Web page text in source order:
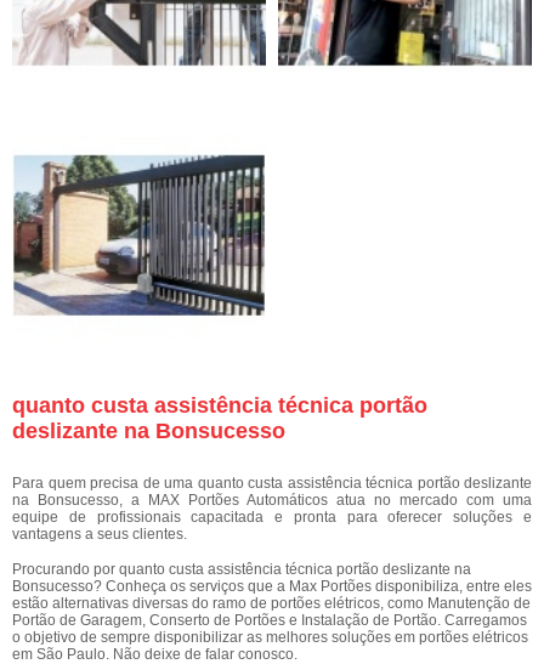
quanto custa assistência técnica portão
deslizante na Bonsucesso
Para quem precisa de uma quanto custa assistência técnica portão deslizante
na Bonsucesso, a MAX Portões Automáticos atua no mercado com uma
equipe de profissionais capacitada e pronta para oferecer soluções e
vantagens a seus clientes.
Procurando por quanto custa assistência técnica portão deslizante na
Bonsucesso? Conheça os serviços que a Max Portões disponibiliza, entre eles
estão alternativas diversas do ramo de portões elétricos, como Manutenção de
Portão de Garagem, Conserto de Portões e Instalação de Portão. Carregamos
o objetivo de sempre disponibilizar as melhores soluções em portões elétricos
em São Paulo. Não deixe de falar conosco.